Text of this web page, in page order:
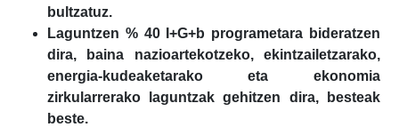
bultzatuz.
Laguntzen % 40 I+G+b programetara bideratzen
dira, baina nazioartekotzeko, ekintzailetzarako,
energia-kudeaketarako eta ekonomia
zirkularrerako laguntzak gehitzen dira, besteak
beste.